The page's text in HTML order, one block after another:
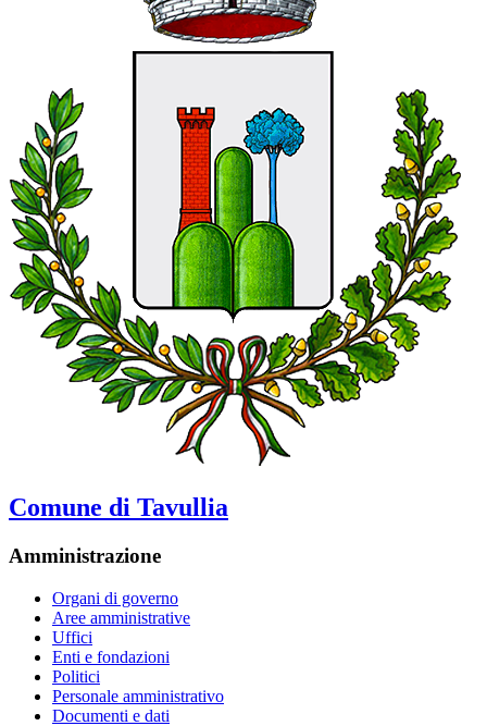
Comune di Tavullia
Amministrazione
Organi di governo
Aree amministrative
Uffici
Enti e fondazioni
Politici
Personale amministrativo
Documenti e dati